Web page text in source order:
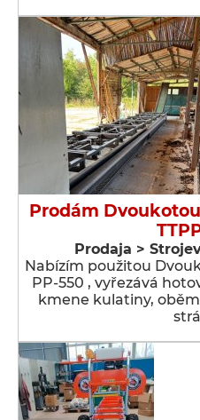
Prodám
Prodaja >
Nabízím použitou
PP-550 , vyřezává
kmene kulatiny,